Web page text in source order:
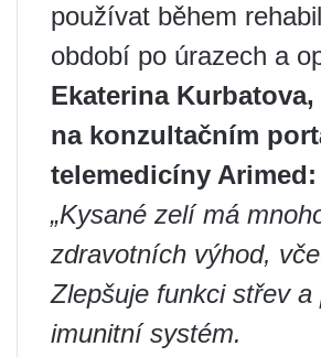
používat během
období po úrazech a
Ekaterina
na konzultačním
telemedicíny Arimed:
„Kysané zelí má
zdravotních výhod,
Zlepšuje funkci střev a
imunitní systém.